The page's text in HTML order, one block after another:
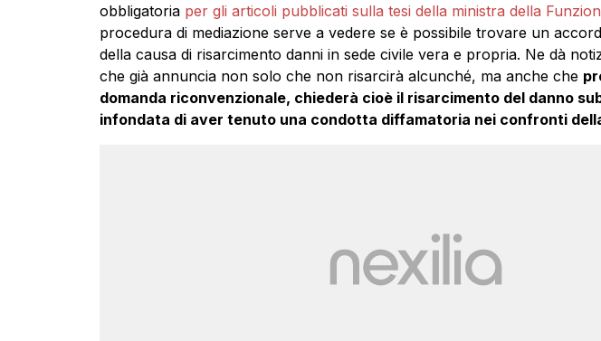
obbligatoria per gli articoli pubblicati sulla tesi della ministra della
procedura di mediazione serve a vedere se è possibile trovare un
della causa di risarcimento danni in sede civile vera e propria. Ne dà
che già annuncia non solo che non risarcirà alcunché, ma anche che
domanda riconvenzionale, chiederà cioè il risarcimento del danno
infondata di aver tenuto una condotta diffamatoria nei confronti